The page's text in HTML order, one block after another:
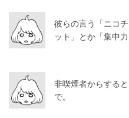
彼らの言う「ニコ
ット」とか「集中
非喫煙者からする
で。